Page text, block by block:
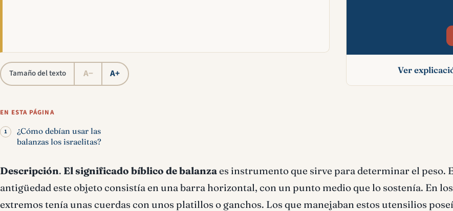
Tamaño del texto A− A+ Ver
EN ESTA PÁGINA
¿Cómo debían usar las
balanzas los israelitas?
Descripción. El significado bíblico de balanzaes instrumento que sirve para determinar el peso.
antigüedad este objeto consistía en una barra horizontal, con un punto medio que lo sostenía. En los
extremos tenía unas cuerdas con unos platillos o ganchos. Los que manejaban estos utensilios